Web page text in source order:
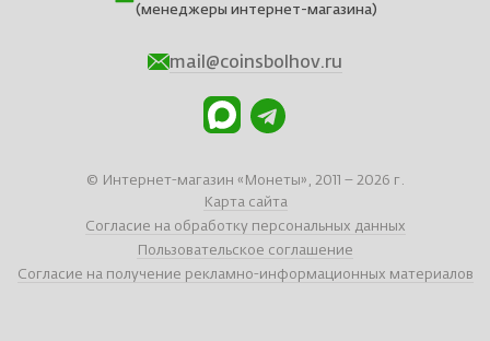
(менеджеры интернет-магазина)
mail@coinsbolhov.ru
© Интернет-магазин «Монеты», 2011 – 2026 г.
Карта сайта
Согласие на обработку персональных данных
Пользовательское соглашение
Согласие на получение рекламно-информационных материалов